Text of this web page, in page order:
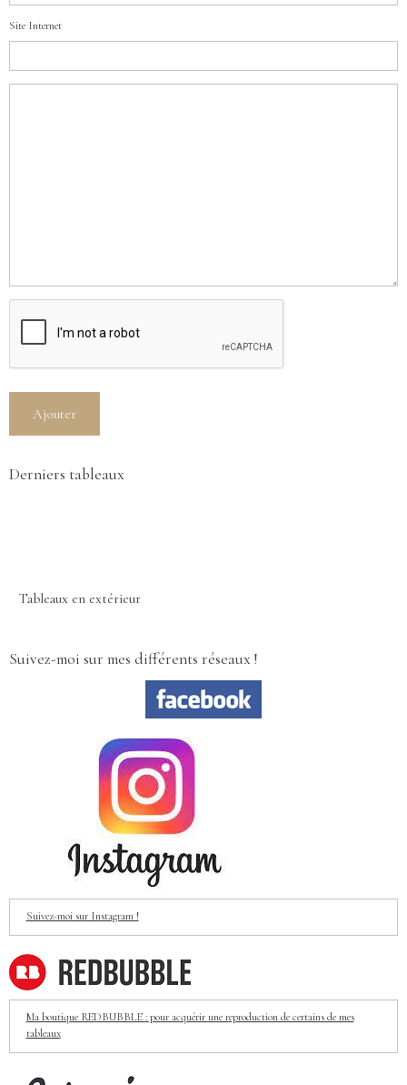
Site Internet
Ajouter
Derniers tableaux
Tableaux en extérieur
Suivez-moi sur mes différents réseaux !
Suivez-moi sur Instagram !
Ma boutique REDBUBBLE : pour acquérir une reproduction de certains de mes
tableaux